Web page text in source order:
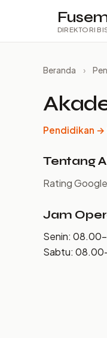
DIREKTORI
Beranda ›
Pendidikan →
Tentang
Rating
Jam
Senin:
Sabtu: